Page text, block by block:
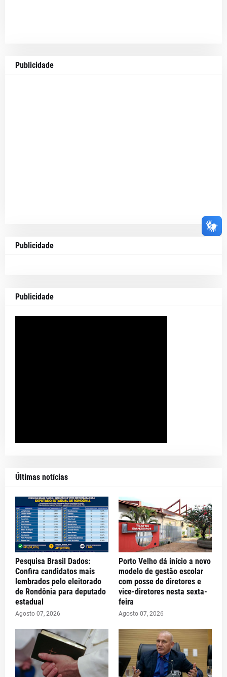
Publicidade
Publicidade
Publicidade
Últimas notícias
Pesquisa Brasil Dados:
Confira candidatos mais
lembrados pelo eleitorado
de Rondônia para deputado
estadual
Agosto 07, 2026
Porto Velho dá início a novo
modelo de gestão escolar
com posse de diretores e
vice-diretores nesta sexta-
feira
Agosto 07, 2026